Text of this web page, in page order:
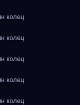
колец
колец
колец
колец
колец